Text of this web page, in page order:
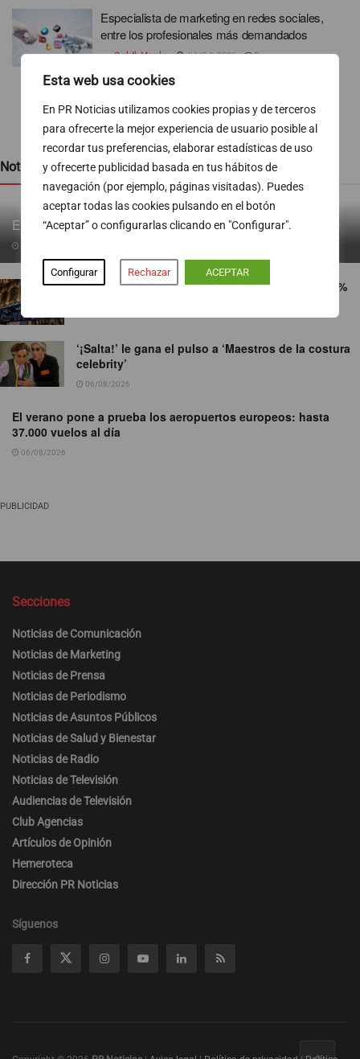
Esta web usa cookies
En PR Noticias utilizamos cookies propias y de terceros
para ofrecerte la mejor experiencia de usuario posible al
recordar tus preferencias, elaborar estadísticas de uso
y ofrecerte publicidad basada en tus hábitos de
navegación (por ejemplo, páginas visitadas). Puedes
aceptar todas las cookies pulsando en el botón
“Aceptar” o configurarlas clicando en "Configurar".
Configurar Rechazar ACEPTAR
Especialista de marketing en redes sociales,
entre los profesionales más demandados
porCarleth Morales JULIO 8, 2025 0
1 2
Noticias recientes
EL ICÓNICO GINGER 7 SE VISTE DE ROSA
El Ibex 35 arranca la sesión con subidas del 0,5%
‘¡Salta!’ le gana el pulso a ‘Maestros de la costura
celebrity’
06/08/2026
El verano pone a prueba los aeropuertos europeos: hasta
37.000 vuelos al día
06/08/2026
PUBLICIDAD
Secciones
Noticias de Comunicación
Noticias de Marketing
Noticias de Prensa
Noticias de Periodismo
Noticias de Asuntos Públicos
Noticias de Salud y Bienestar
Noticias de Radio
Noticias de Televisión
Audiencias de Televisión
Club Agencias
Artículos de Opinión
Hemeroteca
Dirección PR Noticias
Síguenos